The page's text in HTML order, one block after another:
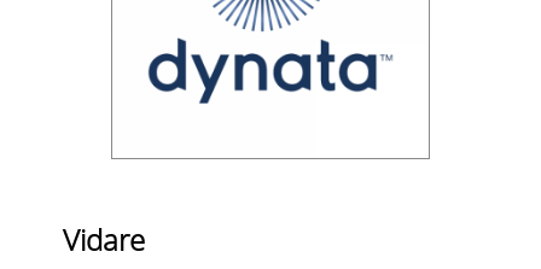
Vidare